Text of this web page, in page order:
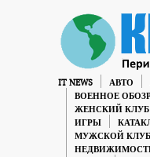
IT NEWS АВТО
ВОЕННОЕ
ЖЕНСКИЙ КЛУБ
ИГРЫ
МУЖСКОЙ КЛУБ